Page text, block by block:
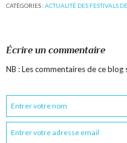
CATÉGORIES :ACTUALITÉ DES FESTIVALS
Écrire un commentaire
NB : Les commentaires de ce blog